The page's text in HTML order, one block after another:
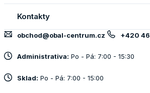
Kontakty
obchod@obal-centrum.cz +420
Administrativa: Po - Pá: 7:00 - 15:30
Sklad: Po - Pá: 7:00 - 15:00